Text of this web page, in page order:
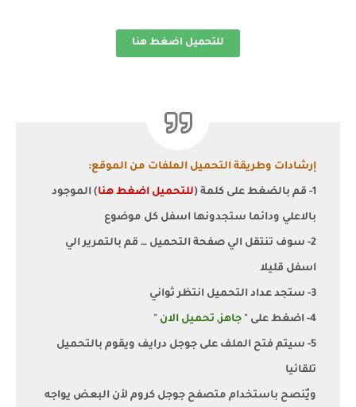
للتحميل اضغط هنا
إرشادات وطريقة التحميل الملفات من الموقع:
1- قم بالضغط على كلمة ( للتحميل اضغط هنا) الموجود
بالاعلي ودائما ستجدونها اسفل كل موضوع
2- سوف تنتقل الي صفحة التحميل … قم بالتمرير الي
اسفل قليلا
3- ستجد عداد التحميل انتظر ثواني
4- اضغط على " جاهز, تحميل الان "
5- سيتم فتح الملف على جوجل درايف ويقوم بالتحميل
تلقائيا
ويٌنصح باستخدام متصفح جوجل كروم لأن البعض يواجه